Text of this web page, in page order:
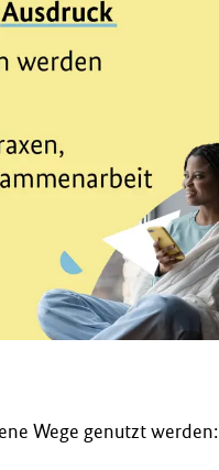
Wege genutzt werden: